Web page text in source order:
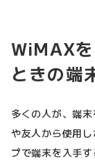
WiMAX
ときの端
多くの人が、端
や友人から使用
プで端末を入手す